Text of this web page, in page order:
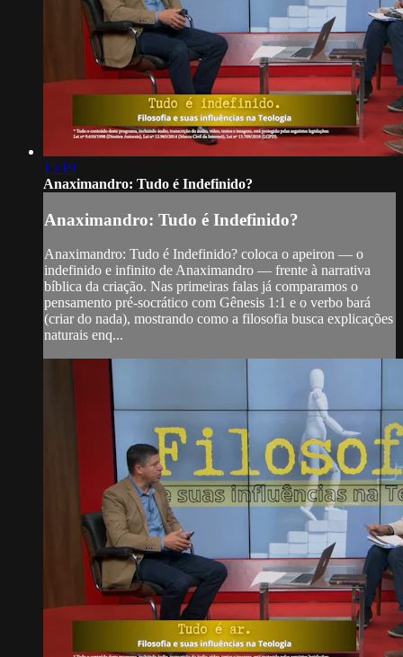
15:19
Anaximandro: Tudo é Indefinido?
Anaximandro: Tudo é Indefinido?
Anaximandro: Tudo é Indefinido? coloca o apeiron — o
indefinido e infinito de Anaximandro — frente à narrativa
bíblica da criação. Nas primeiras falas já comparamos o
pensamento pré-socrático com Gênesis 1:1 e o verbo bará
(criar do nada), mostrando como a filosofia busca explicações
naturais enq...